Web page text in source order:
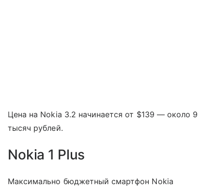
Цена на Nokia 3.2 начинается от $139 — около 9
тысяч рублей.
Nokia 1 Plus
Максимально бюджетный смартфон Nokia